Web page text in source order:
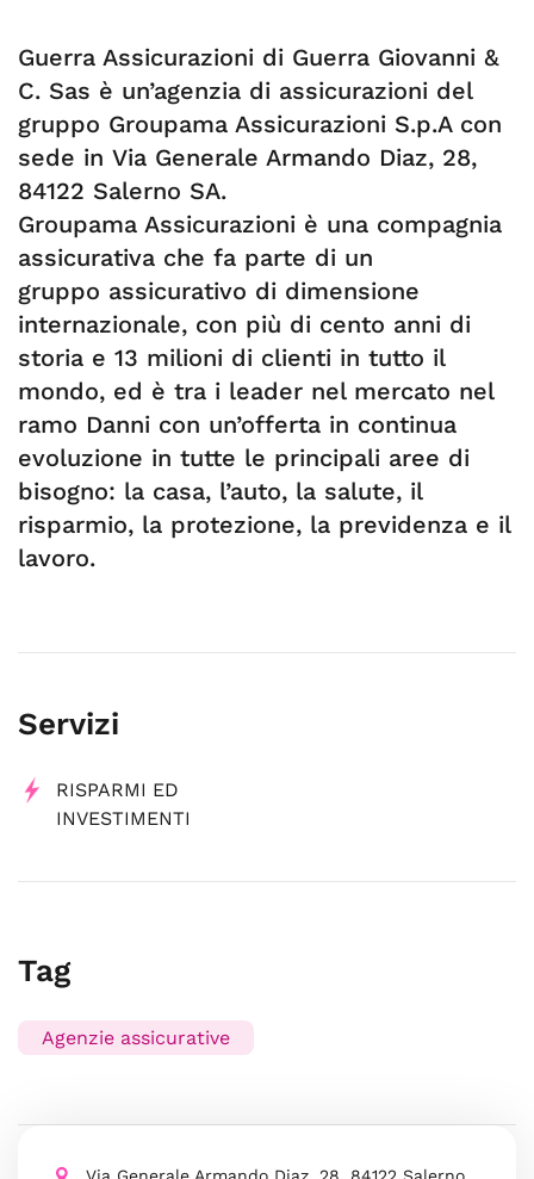
Guerra Assicurazioni di Guerra Giovanni &
C. Sas è un’agenzia di assicurazioni del
gruppo Groupama Assicurazioni S.p.A con
sede in Via Generale Armando Diaz, 28,
84122 Salerno SA.
Groupama Assicurazioni è una compagnia
assicurativa che fa parte di un
gruppo assicurativo di dimensione
internazionale, con più di cento anni di
storia e 13 milioni di clienti in tutto il
mondo, ed è tra i leader nel mercato nel
ramo Danni con un’offerta in continua
evoluzione in tutte le principali aree di
bisogno: la casa, l’auto, la salute, il
risparmio, la protezione, la previdenza e il
lavoro.
Servizi
RISPARMI ED
INVESTIMENTI
Tag
Agenzie assicurative